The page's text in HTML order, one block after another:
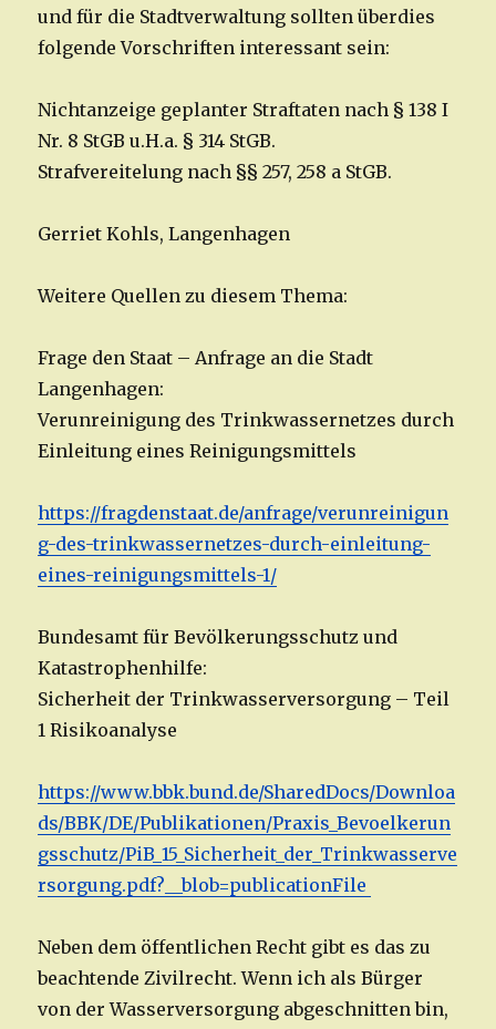
und für die Stadtverwaltung sollten überdies
folgende Vorschriften interessant sein:
Nichtanzeige geplanter Straftaten nach § 138 I
Nr. 8 StGB u.H.a. § 314 StGB.
Strafvereitelung nach §§ 257, 258 a StGB.
Gerriet Kohls, Langenhagen
Weitere Quellen zu diesem Thema:
Frage den Staat – Anfrage an die Stadt
Langenhagen:
Verunreinigung des Trinkwassernetzes durch
Einleitung eines Reinigungsmittels
https://fragdenstaat.de/anfrage/verunreinigun
g-des-trinkwassernetzes-durch-einleitung-
eines-reinigungsmittels-1/
Bundesamt für Bevölkerungsschutz und
Katastrophenhilfe:
Sicherheit der Trinkwasserversorgung – Teil
1 Risikoanalyse
https://www.bbk.bund.de/SharedDocs/Downloa
ds/BBK/DE/Publikationen/Praxis_Bevoelkerun
gsschutz/PiB_15_Sicherheit_der_Trinkwasserve
rsorgung.pdf?__blob=publicationFile
Neben dem öffentlichen Recht gibt es das zu
beachtende Zivilrecht. Wenn ich als Bürger
von der Wasserversorgung abgeschnitten bin,